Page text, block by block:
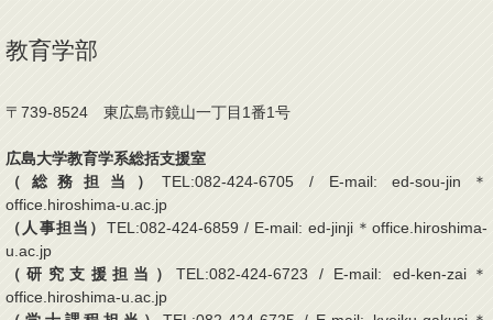
教育学部
〒739-8524 東広島市鏡山一丁目1番1号
広島大学教育学系総括支援室
（総務担当）TEL:082-424-6705 / E-mail: ed-sou-jin＊
office.hiroshima-u.ac.jp
（人事担当） TEL:082-424-6859 / E-mail: ed-jinji＊office.hiroshima-
u.ac.jp
（研究支援担当）TEL:082-424-6723 / E-mail: ed-ken-zai＊
office.hiroshima-u.ac.jp